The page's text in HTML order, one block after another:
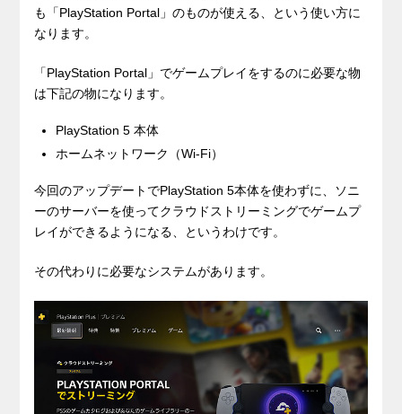
も「PlayStation Portal」のものが使える、という使い方に
なります。
「PlayStation Portal」でゲームプレイをするのに必要な物
は下記の物になります。
PlayStation 5 本体
ホームネットワーク（Wi-Fi）
今回のアップデートでPlayStation 5本体を使わずに、ソニ
ーのサーバーを使ってクラウドストリーミングでゲームプ
レイができるようになる、というわけです。
その代わりに必要なシステムがあります。